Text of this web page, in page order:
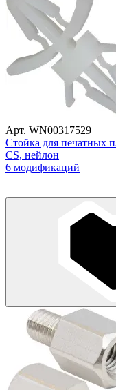
Арт. WN00317529
Стойка для печатных
CS, нейлон
6 модификаций